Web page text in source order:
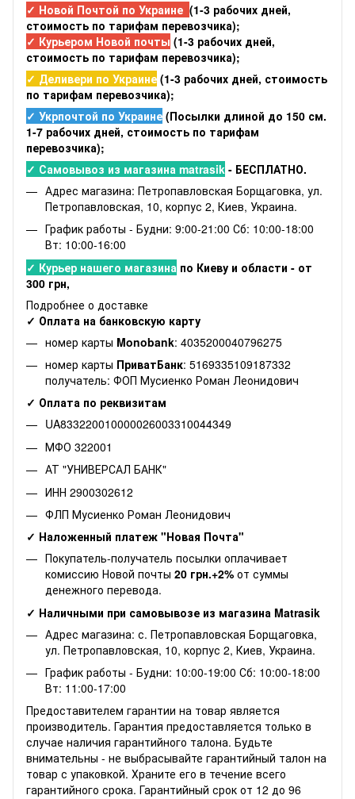
✓ Новой Почтой по Украине (1-3 рабочих дней,
стоимость по тарифам перевозчика);
✓ Курьером Новой почты (1-3 рабочих дней,
стоимость по тарифам перевозчика);
✓ Деливери по Украине (1-3 рабочих дней, стоимость
по тарифам перевозчика);
✓ Укрпочтой по Украине (Посылки длиной до 150 см.
1-7 рабочих дней, стоимость по тарифам
перевозчика);
✓ Самовывоз из магазина matrasik - БЕСПЛАТНО.
Адрес магазина: Петропавловская Борщаговка, ул.
Петропавловская, 10, корпус 2, Киев, Украина.
График работы - Будни: 9:00-21:00 Сб: 10:00-18:00
Вт: 10:00-16:00
✓ Курьер нашего магазина по Киеву и области - от
300 грн,
Подробнее о доставке
✓ Оплата на банковскую карту
номер карты Monobank: 4035200040796275
номер карты ПриватБанк: 5169335109187332
получатель: ФОП Мусиенко Роман Леонидович
✓ Оплата по реквизитам
UA833220010000026003310044349
МФО 322001
АТ "УНИВЕРСАЛ БАНК"
ИНН 2900302612
ФЛП Мусиенко Роман Леонидович
✓ Наложенный платеж "Новая Почта"
Покупатель-получатель посылки оплачивает
комиссию Новой почты 20 грн.+2% от суммы
денежного перевода.
✓ Наличными при самовывозе из магазина Matrasik
Адрес магазина: с. Петропавловская Борщаговка,
ул. Петропавловская, 10, корпус 2, Киев, Украина.
График работы - Будни: 10:00-19:00 Сб: 10:00-18:00
Вт: 11:00-17:00
Предоставителем гарантии на товар является
производитель. Гарантия предоставляется только в
случае наличия гарантийного талона. Будьте
внимательны - не выбрасывайте гарантийный талон на
товар с упаковкой. Храните его в течение всего
гарантийного срока. Гарантийный срок от 12 до 96